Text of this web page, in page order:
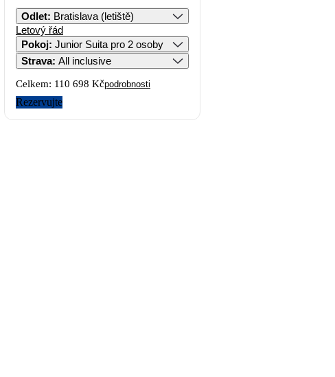
Odlet: Bratislava (letiště)
Letový řád
Pokoj: Junior Suita pro 2 osoby
Strava: All inclusive
Celkem: 110 698 Kčpodrobnosti
Rezervujte